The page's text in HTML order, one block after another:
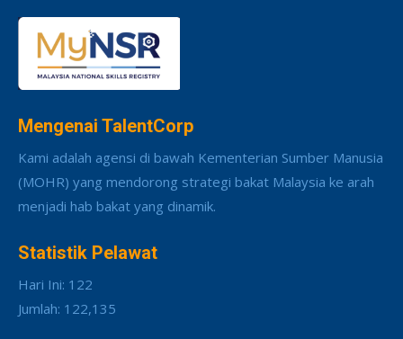
Mengenai TalentCorp
Kami adalah agensi di bawah Kementerian Sumber Manusia
(MOHR) yang mendorong strategi bakat Malaysia ke arah
menjadi hab bakat yang dinamik.
Statistik Pelawat
Hari Ini: 122
Jumlah: 122,135